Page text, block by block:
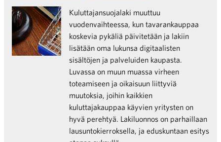
Kuluttajansuojalaki muuttuu
vuodenvaihteessa, kun tavarankauppaa
koskevia pykäliä päivitetään ja lakiin
lisätään oma lukunsa digitaalisten
sisältöjen ja palveluiden kaupasta.
Luvassa on muun muassa virheen
toteamiseen ja oikaisuun liittyviä
muutoksia, joihin kaikkien
kuluttajakauppaa käyvien yritysten on
hyvä perehtyä. Lakiluonnos on parhaillaan
lausuntokierroksella, ja eduskuntaan esitys